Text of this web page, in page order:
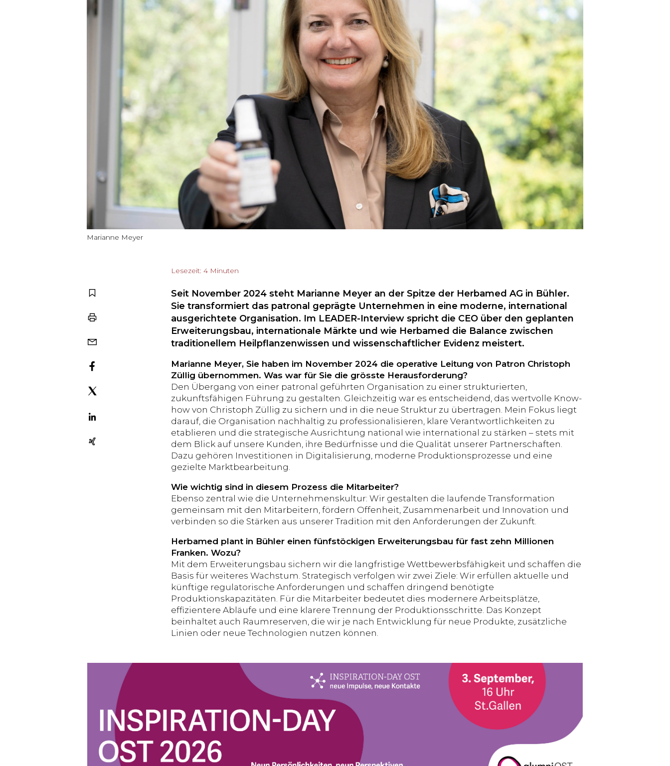
Marianne Meyer
Lesezeit: 4 Minuten
Seit November 2024 steht Marianne Meyer an der Spitze der Herbamed AG in Bühler.
Sie transformiert das patronal geprägte Unternehmen in eine moderne, international
ausgerichtete Organisation. Im LEADER-Interview spricht die CEO über den geplanten
Erweiterungsbau, internationale Märkte und wie Herbamed die Balance zwischen
traditionellem Heilpflanzenwissen und wissenschaftlicher Evidenz meistert.
Marianne Meyer, Sie haben im November 2024 die operative Leitung von Patron Christoph
Züllig übernommen. Was war für Sie die grösste Herausforderung?
Den Übergang von einer patronal geführten Organisation zu einer strukturierten,
zukunftsfähigen Führung zu gestalten. Gleichzeitig war es entscheidend, das wertvolle Know-
how von Christoph Züllig zu sichern und in die neue Struktur zu übertragen. Mein Fokus liegt
darauf, die Organisation nachhaltig zu professionalisieren, klare Verantwortlichkeiten zu
etablieren und die strategische Ausrichtung national wie international zu stärken – stets mit
dem Blick auf unsere Kunden, ihre Bedürfnisse und die Qualität unserer Partnerschaften.
Dazu gehören Investitionen in Digitalisierung, moderne Produktionsprozesse und eine
gezielte Marktbearbeitung.
Wie wichtig sind in diesem Prozess die Mitarbeiter?
Ebenso zentral wie die Unternehmenskultur: Wir gestalten die laufende Transformation
gemeinsam mit den Mitarbeitern, fördern Offenheit, Zusammenarbeit und Innovation und
verbinden so die Stärken aus unserer Tradition mit den Anforderungen der Zukunft.
Herbamed plant in Bühler einen fünfstöckigen Erweiterungsbau für fast zehn Millionen
Franken. Wozu?
Mit dem Erweiterungsbau sichern wir die langfristige Wettbewerbsfähigkeit und schaffen die
Basis für weiteres Wachstum. Strategisch verfolgen wir zwei Ziele: Wir erfüllen aktuelle und
künftige regulatorische Anforderungen und schaffen dringend benötigte
Produktionskapazitäten. Für die Mitarbeiter bedeutet dies modernere Arbeitsplätze,
effizientere Abläufe und eine klarere Trennung der Produktionsschritte. Das Konzept
beinhaltet auch Raumreserven, die wir je nach Entwicklung für neue Produkte, zusätzliche
Linien oder neue Technologien nutzen können.